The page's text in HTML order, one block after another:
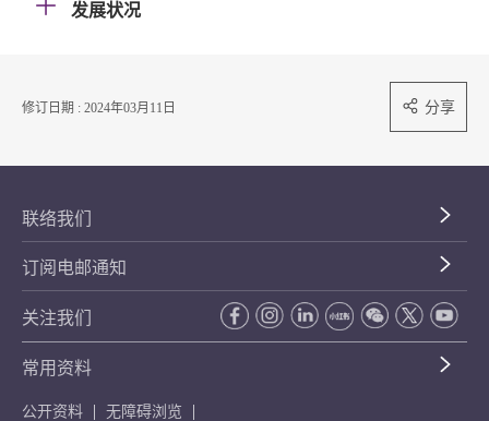
发展状况
修订日期 : 2024年03月11日 分享
联络我们
订阅电邮通知
关注我们
常用资料
公开资料 无障碍浏览